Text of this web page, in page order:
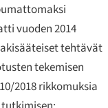
vuoden 2014
tehtävät
tekemisen
2018 rikkomuksia